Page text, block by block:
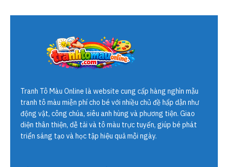
Tranh Tô Màu Online là website cung cấp hàng nghìn mẫu
tranh tô màu miễn phí cho bé với nhiều chủ đề hấp dẫn như
động vật, công chúa, siêu anh hùng và phương tiện. Giao
diện thân thiện, dễ tải và tô màu trực tuyến, giúp bé phát
triển sáng tạo và học tập hiệu quả mỗi ngày.